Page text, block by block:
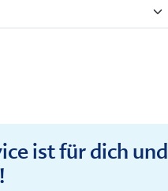
ist für dich und